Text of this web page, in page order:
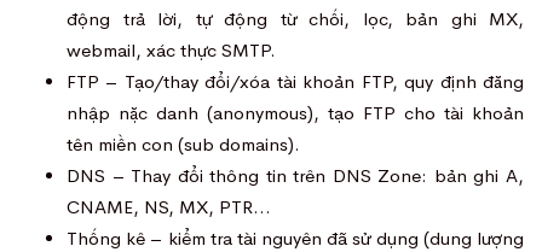
động trả lời, tự động từ chối, lọc, bản ghi MX,
webmail, xác thực SMTP.
FTP – Tạo/thay đổi/xóa tài khoản FTP, quy định đăng
nhập nặc danh (anonymous), tạo FTP cho tài khoản
tên miền con (sub domains).
DNS – Thay đổi thông tin trên DNS Zone: bản ghi A,
CNAME, NS, MX, PTR…
Thống kê – kiểm tra tài nguyên đã sử dụng (dung lượng